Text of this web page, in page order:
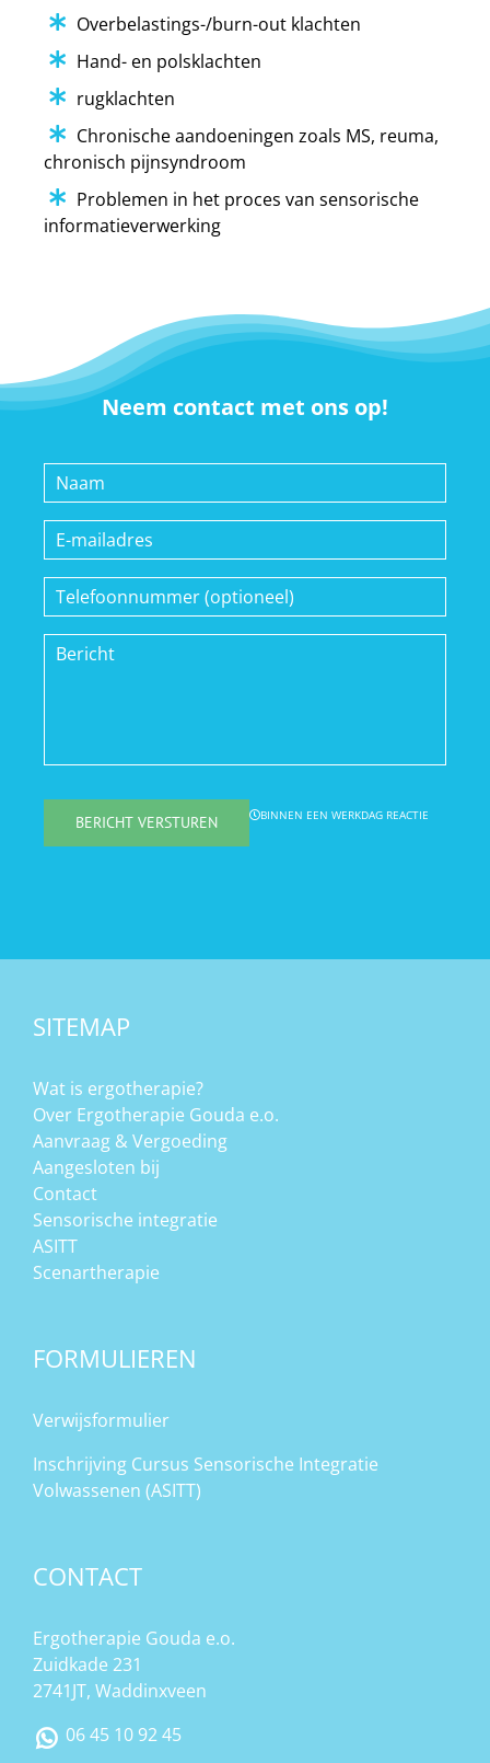
Overbelastings-/burn-out klachten
Hand- en polsklachten
rugklachten
Chronische aandoeningen zoals MS, reuma,
chronisch pijnsyndroom
Problemen in het proces van sensorische
informatieverwerking
Neem contact met ons op!
Naam
E-
Telefoonnummer
Bericht
BERICHT VERSTUREN BINNEN EEN WERKDAG REACTIE
SITEMAP
Wat is ergotherapie?
Over Ergotherapie Gouda e.o.
Aanvraag & Vergoeding
Aangesloten bij
Contact
Sensorische integratie
ASITT
Scenartherapie
FORMULIEREN
Verwijsformulier
Inschrijving Cursus Sensorische Integratie
Volwassenen (ASITT)
CONTACT
Ergotherapie Gouda e.o.
Zuidkade 231
2741JT, Waddinxveen
06 45 10 92 45